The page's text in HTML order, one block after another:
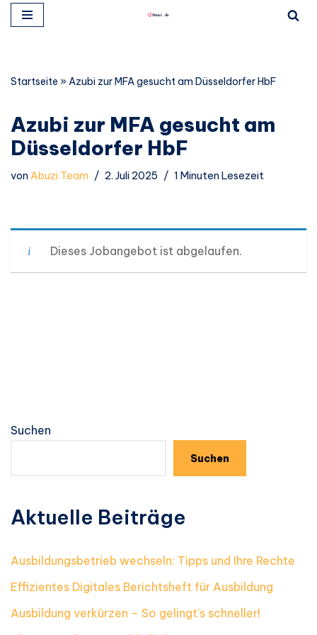
springen
Startseite »Azubi zur MFA gesucht am Düsseldorfer HbF
Azubi zur MFA gesucht am
Düsseldorfer HbF
vonAbuzi Team 2. Juli 2025 1 Minuten Lesezeit
Dieses Jobangebot ist abgelaufen.
Suchen
Suchen
Aktuelle Beiträge
Ausbildungsbetrieb wechseln: Tipps und Ihre Rechte
Effizientes Digitales Berichtsheft für Ausbildung
Ausbildung verkürzen – So gelingt’s schneller!